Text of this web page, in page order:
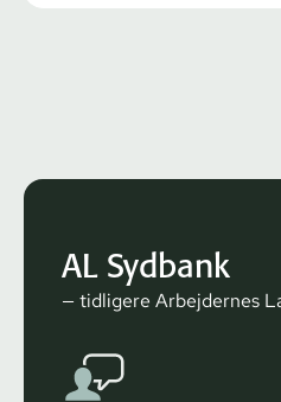
AL Sydbank
— tidligere Arbejdernes